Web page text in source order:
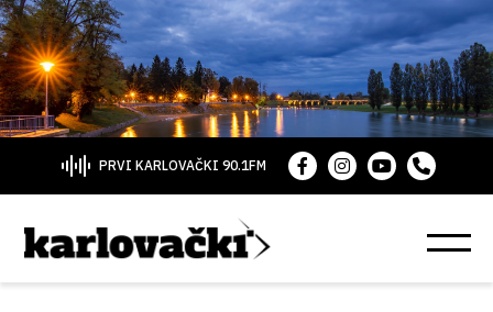
PRVI KARLOVAČKI 90.1FM